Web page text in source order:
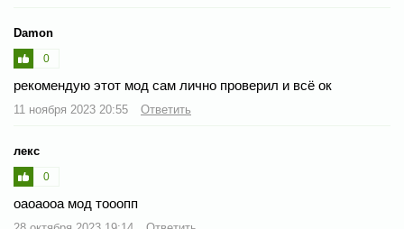
Damon
0
рекомендую этот мод сам лично проверил и всё ок
11 ноября 2023 20:55 Ответить
лекс
0
оаоаооа мод тооопп